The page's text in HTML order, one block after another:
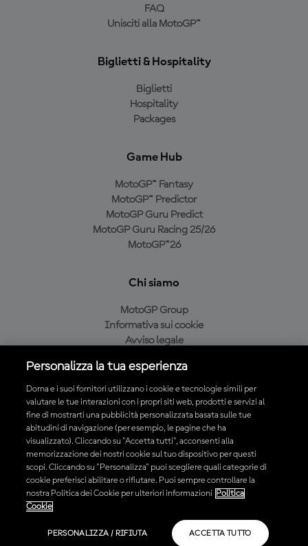
FAQ
Unisciti alla MotoGP™
Biglietti & Hospitality
Biglietti
Hospitality
Packages
Game Hub
MotoGP™ Fantasy
MotoGP™ Predictor
MotoGP Guru Predict
MotoGP Guru Racing 25/26
MotoGP™26
Chi siamo
MotoGP Group
Informativa sui cookie
Avviso legale
Condizioni di acquisto
Scarica l'app ufficiale MotoGP™
© 2026 MotoGP Sports Entertainment Group. Tutti i diritti riservati.
Tutti i marchi sono di proprietà dei rispettivi proprietari.
Personalizza la tua esperienza
Dorna e i suoi fornitori utilizzano i cookie e tecnologie simili per
valutare le tue interazioni con i propri siti web, prodotti e servizi al
fine di mostrarti una pubblicità personalizzata basata sulle tue
abitudini di navigazione (per esempio, le pagine che ha
visualizzato). Cliccando su "Accetta tutti", acconsenti alla
memorizzazione dei nostri cookie sul tuo dispositivo per questi
scopi. Cliccando su "Personalizza" puoi scegliere quali categorie di
cookie preferisci abilitare o rifiutare. Puoi sempre controllare la
nostra Politica dei Cookie per ulteriori informazioni
Politica
Cookie
PERSONALIZZA / RIFIUTA ACCETTA TUTTO